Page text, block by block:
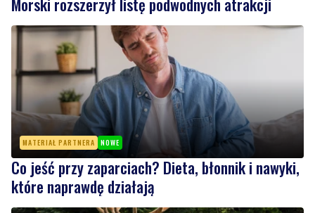
Morski rozszerzył listę podwodnych atrakcji
MATERIAŁ PARTNERA NOWE
Co jeść przy zaparciach? Dieta, błonnik i nawyki,
które naprawdę działają